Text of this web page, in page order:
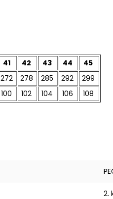
41 42 43 44
45
272 278 285 292
299
100 102 104 106 108
2.